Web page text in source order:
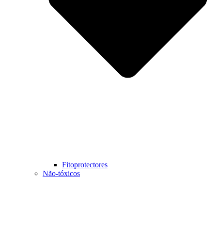
Fitoprotectores
Não-tóxicos